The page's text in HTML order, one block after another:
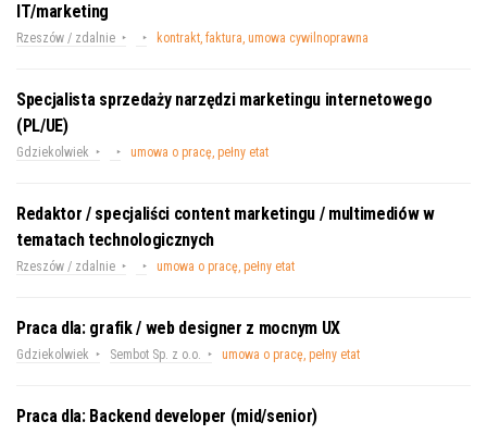
IT/marketing
Rzeszów / zdalnie kontrakt, faktura, umowa cywilnoprawna
Specjalista sprzedaży narzędzi marketingu internetowego
(PL/UE)
Gdziekolwiek umowa o pracę, pełny etat
Redaktor / specjaliści content marketingu / multimediów w
tematach technologicznych
Rzeszów / zdalnie umowa o pracę, pełny etat
Praca dla: grafik / web designer z mocnym UX
Gdziekolwiek Sembot Sp. z o.o. umowa o pracę, pełny etat
Praca dla: Backend developer (mid/senior)